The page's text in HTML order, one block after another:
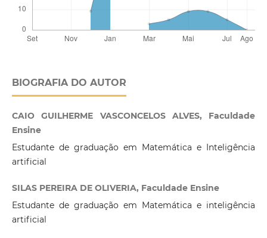
BIOGRAFIA DO AUTOR
CAIO GUILHERME VASCONCELOS ALVES, Faculdade
Ensine
Estudante de graduação em Matemática e Inteligência
artificial
SILAS PEREIRA DE OLIVERIA, Faculdade Ensine
Estudante de graduação em Matemática e inteligência
artificial